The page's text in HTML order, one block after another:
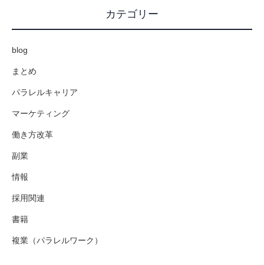
カテゴリー
blog
まとめ
パラレルキャリア
マーケティング
働き方改革
副業
情報
採用関連
書籍
複業（パラレルワーク）